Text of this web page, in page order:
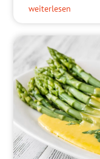
weiterlesen